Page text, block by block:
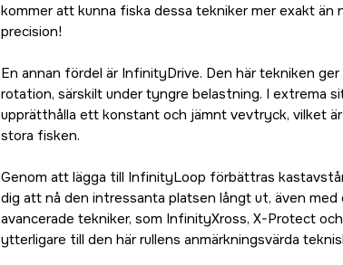
kommer att kunna fiska dessa tekniker mer exakt än
precision!
En annan fördel är InfinityDrive. Den här tekniken
rotation, särskilt under tyngre belastning. I extrema
upprätthålla ett konstant och jämnt vevtryck, vilket
stora fisken.
Genom att lägga till InfinityLoop förbättras
dig att nå den intressanta platsen långt ut, även
avancerade tekniker, som InfinityXross, X-Protect
ytterligare till den här rullens anmärkningsvärda